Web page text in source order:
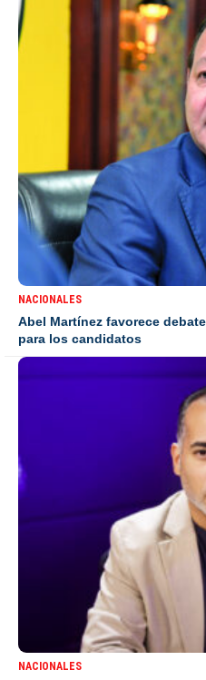
NACIONALES
Abel Martínez favorece
para los candidatos
NACIONALES